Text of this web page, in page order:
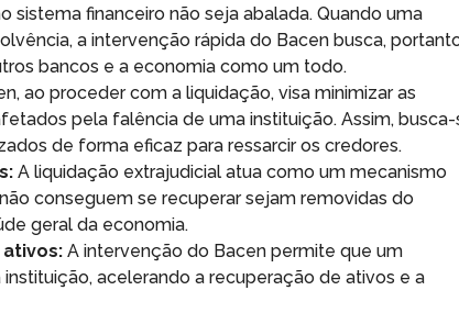
financeiro não seja abalada. Quando uma
a intervenção rápida do Bacen busca,
bancos e a economia como um todo.
ao proceder com a liquidação, visa minimizar as
pela falência de uma instituição. Assim, busca-
de forma eficaz para ressarcir os credores.
A liquidação extrajudicial atua como um mecanismo
conseguem se recuperar sejam removidas do
geral da economia.
A intervenção do Bacen permite que um
acelerando a recuperação de ativos e a